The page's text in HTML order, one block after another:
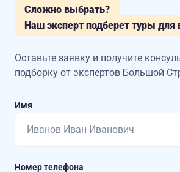
Сложно выбрать?
Наш эксперт подберет туры для
Оставьте заявку и получите
подборку от экспертов Большой
Имя
Номер телефона